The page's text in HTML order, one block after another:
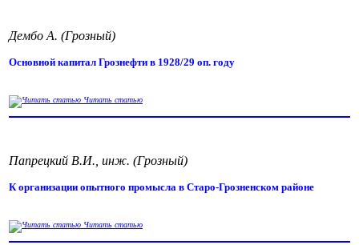
Дембо А. (Грозный)
Основной капитал Грознефти в 1928/29 оп. году
Читать статью
Папрецкий В.И., инж. (Грозный)
К организации опытного промысла в Старо-Грозненском районе
Читать статью